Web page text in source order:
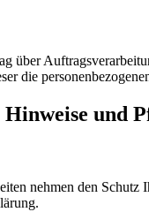
über
die
Hinweise und
nehmen den Schutz